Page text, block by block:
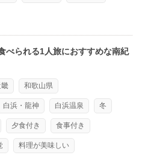
べられる1人旅におすすめな南紀
畿 和歌山県
白浜・龍神 白浜温泉 冬
夕食付き 食事付き
料理が美味しい